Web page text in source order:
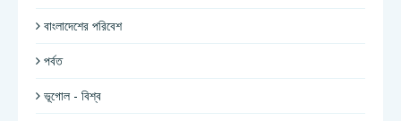
বাংলাদেশের পরিবেশ
পর্বত
ভূগোল - বিশ্ব